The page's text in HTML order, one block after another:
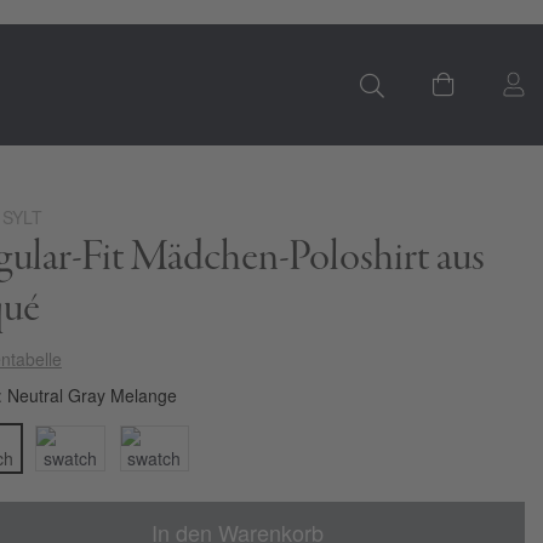
Mein
Fit Mädchen-Poloshirt aus
Neutral Gray Melange
In den Warenkorb